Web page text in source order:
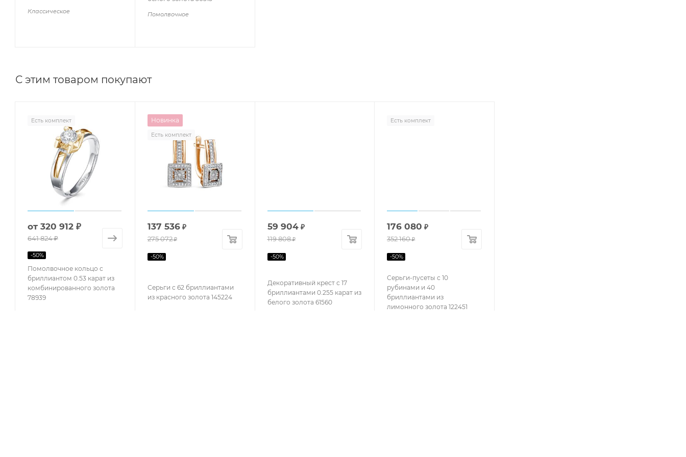
Классическое Помолвочное
С этим товаром покупают
Есть комплект
Помолвочное кольцо с
бриллиантом 0.53 карат из
комбинированного золота
78939
от 320 912 ₽
641 824 ₽
-50%
Новинка
Есть комплект
Серьги с 62 бриллиантами
из красного золота 145224
137 536₽
275 072₽
-50%
Декоративный крест с 17
бриллиантами 0.255 карат из
белого золота 61560
59 904₽
119 808₽
-50%
Есть комплект
Серьги-пусеты с 10
рубинами и 40
бриллиантами из
лимонного золота 122451
176 080 ₽
352 160₽
-50%